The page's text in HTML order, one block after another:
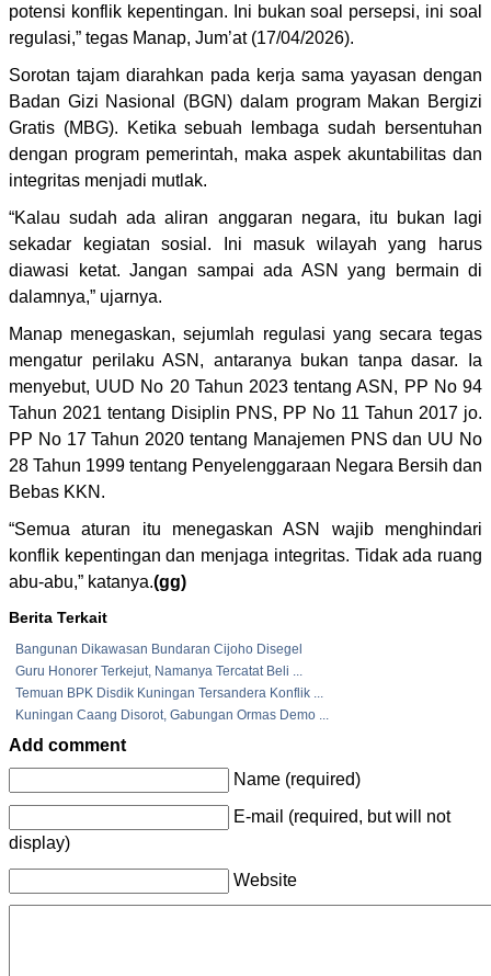
potensi konflik kepentingan. Ini bukan soal persepsi, ini soal
regulasi,” tegas Manap, Jum’at (17/04/2026).
Sorotan tajam diarahkan pada kerja sama yayasan dengan
Badan Gizi Nasional (BGN) dalam program Makan Bergizi
Gratis (MBG). Ketika sebuah lembaga sudah bersentuhan
dengan program pemerintah, maka aspek akuntabilitas dan
integritas menjadi mutlak.
“Kalau sudah ada aliran anggaran negara, itu bukan lagi
sekadar kegiatan sosial. Ini masuk wilayah yang harus
diawasi ketat. Jangan sampai ada ASN yang bermain di
dalamnya,” ujarnya.
Manap menegaskan, sejumlah regulasi yang secara tegas
mengatur perilaku ASN, antaranya bukan tanpa dasar. Ia
menyebut, UUD No 20 Tahun 2023 tentang ASN, PP No 94
Tahun 2021 tentang Disiplin PNS, PP No 11 Tahun 2017 jo.
PP No 17 Tahun 2020 tentang Manajemen PNS dan UU No
28 Tahun 1999 tentang Penyelenggaraan Negara Bersih dan
Bebas KKN.
“Semua aturan itu menegaskan ASN wajib menghindari
konflik kepentingan dan menjaga integritas. Tidak ada ruang
abu-abu,” katanya.(gg)
Berita Terkait
Bangunan Dikawasan Bundaran Cijoho Disegel
Guru Honorer Terkejut, Namanya Tercatat Beli ...
Temuan BPK Disdik Kuningan Tersandera Konflik ...
Kuningan Caang Disorot, Gabungan Ormas Demo ...
Add comment
Name (required)
E-mail (required, but will not
display)
Website